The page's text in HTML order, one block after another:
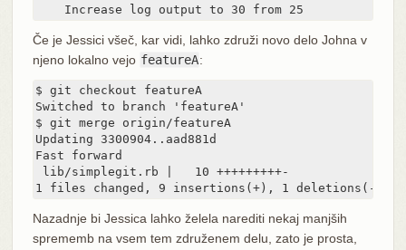
    Increase log output to 30 from 25
Če je Jessici všeč, kar vidi, lahko združi novo delo Johna v
njeno lokalno vejo featureA:
$ git checkout featureA
Switched to branch 'featureA'
$ git merge origin/featureA
Updating 3300904..aad881d
Fast forward
lib/simplegit.rb |   10 +++++++++-
1 files changed, 9 insertions(+), 1 deletions(-)
Nazadnje bi Jessica lahko želela narediti nekaj manjših
sprememb na vsem tem združenem delu, zato je prosta,